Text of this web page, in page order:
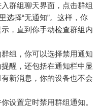
群组聊天界面，点击群组
选择“无通知”。这样，你
，直到你手动检查群组内
群组，你可以选择禁用通知
醒，还包括在通知栏中显
新消息，你的设备也不会
你设置定时禁用群组通知。